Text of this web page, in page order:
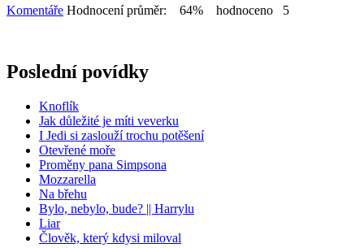
Komentáře Hodnocení průměr: 64% hodnoceno 5
Poslední povídky
Knoflík
Jak důležité je míti veverku
I Jedi si zaslouží trochu potěšení
Otevřené moře
Proměny pana Simpsona
Mozzarella
Na břehu
Bylo, nebylo, bude? || Harrylu
Liar
Člověk, který kdysi miloval